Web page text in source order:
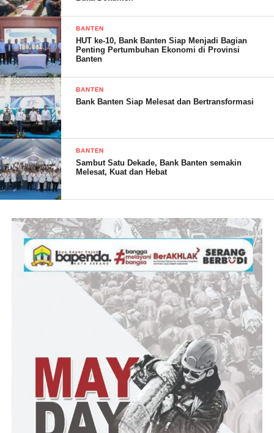
BANTEN
HUT ke-10, Bank Banten Siap Menjadi Bagian
Penting Pertumbuhan Ekonomi di Provinsi
Banten
BANTEN
Bank Banten Siap Melesat dan Bertransformasi
BANTEN
Sambut Satu Dekade, Bank Banten semakin
Melesat, Kuat dan Hebat